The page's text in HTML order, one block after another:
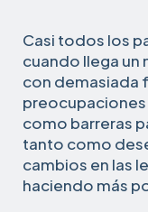
Casi todos los
cuando llega un
con demasiada
como barreras
tanto como
cambios en las
haciendo más